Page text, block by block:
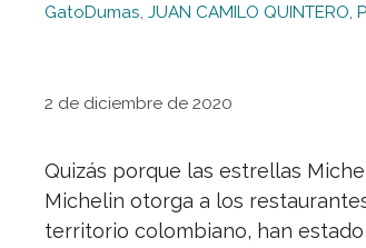
GatoDumas, JUAN CAMILO QUINTERO,
2 de diciembre de 2020
Quizás porque las estrellas
Michelin otorga a los
territorio colombiano, han